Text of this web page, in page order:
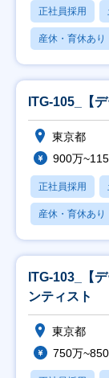
正社員採用
産休・育休あり
ITG-105_【
東京都
900万
正社員採用
産休・育休あり
ITG-103_【
ンティスト
東京都
750万